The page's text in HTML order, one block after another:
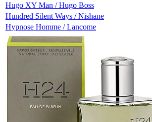
Hugo XY Man / Hugo Boss
Hundred Silent Ways / Nishane
Hypnose Homme / Lancome